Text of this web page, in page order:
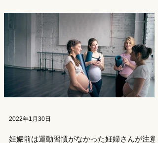
婦の運動には多くの利点がありますが、そ
のメリットを知れば「した方がいい」の理
由を分かって...
妊娠前は運動習慣がなかった妊婦さんが注意
2022年1月30日